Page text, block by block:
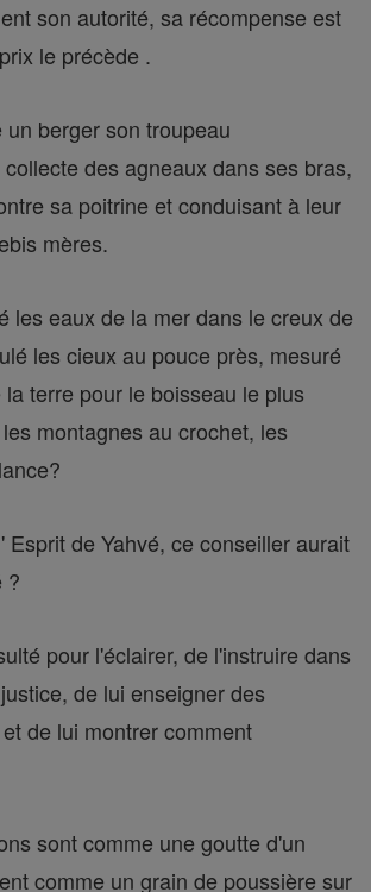
son autorité, sa récompense est
le précède .
un berger son troupeau
des agneaux dans ses bras,
sa poitrine et conduisant à leur
mères.
les eaux de la mer dans le creux de
les cieux au pouce près, mesuré
terre pour le boisseau le plus
montagnes au crochet, les
Esprit de Yahvé, ce conseiller aurait
?
pour l'éclairer, de l'instruire dans
de lui enseigner des
de lui montrer comment
sont comme une goutte d'un
comme un grain de poussière sur